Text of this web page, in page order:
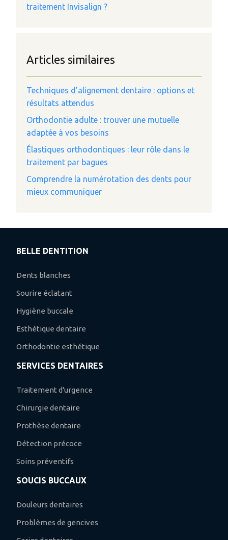
traitement Invisalign ?
Articles similaires
Techniques d’alignement dentaire : options et
résultats attendus
Orthodontie adulte : trouver une mutuelle
adaptée à vos besoins
Élastiques orthodontiques : leur rôle dans le
traitement par bagues
Comprendre la numérotation des dents pour
mieux communiquer
BELLE DENTITION
Dents blanches
Sourire éclatant
Hygiène buccale
Esthétique dentaire
Orthodontie esthétique
SERVICES DENTAIRES
Traitement d'urgence
Chirurgie dentaire
Prothèse dentaire
Détection précoce
Soins préventifs
SOUCIS BUCCAUX
Douleurs dentaires
Problèmes de gencives